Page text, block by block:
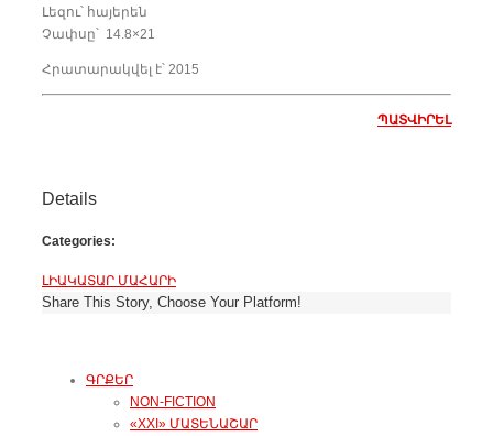
Լեզու՝ հայերեն
Չափսը՝ 14.8×21
Հրատարակվել է՝ 2015
ՊԱՏՎԻՐԵԼ
Details
Categories:
ԼԻԱԿԱՏԱՐ ՄԱՀԱՐԻ
Share This Story, Choose Your Platform!
ԳՐՔԵՐ
NON-FICTION
«XXI» ՄԱՏԵՆԱՇԱՐ